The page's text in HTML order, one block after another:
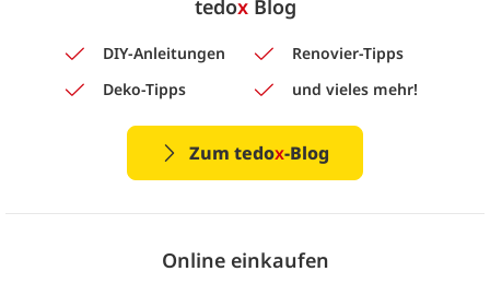
tedoxBlog
DIY-Anleitungen
Renovier-Tipps
Deko-Tipps
und vieles mehr!
Zum tedox-Blog
Online einkaufen